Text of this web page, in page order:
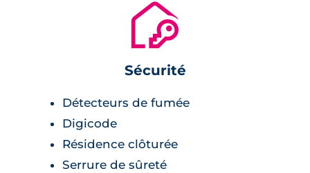
🔐
Sécurité
Détecteurs de fumée
Digicode
Résidence clôturée
Serrure de sûreté